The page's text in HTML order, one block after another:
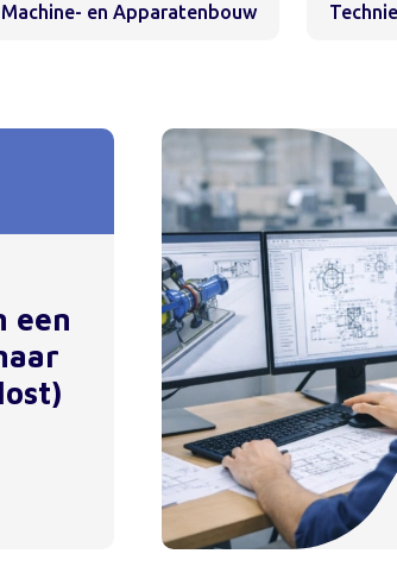
Machine- en Apparatenbouw
een